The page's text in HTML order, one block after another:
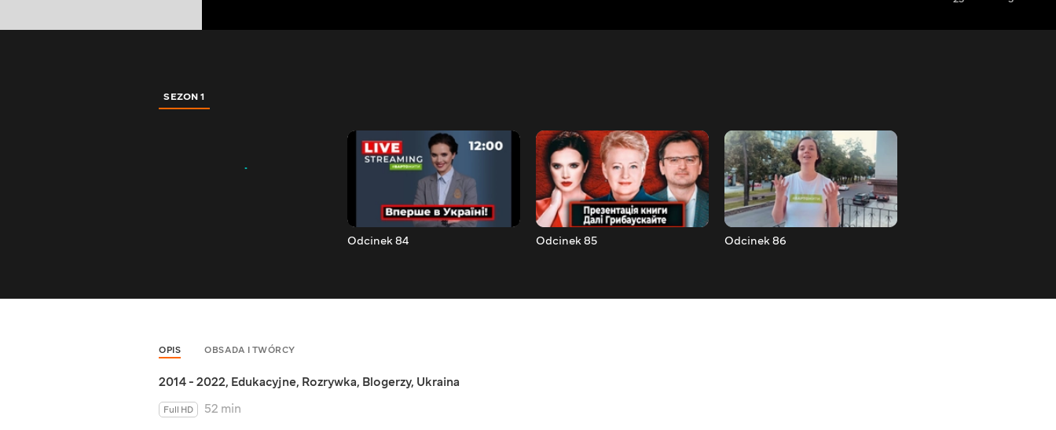
SEZON 1
Odcinek 84 Odcinek 85 Odcinek 86
OPIS OBSADA I TWÓRCY
2014 - 2022, Edukacyjne, Rozrywka, Blogerzy, Ukraina
Full HD
52 min